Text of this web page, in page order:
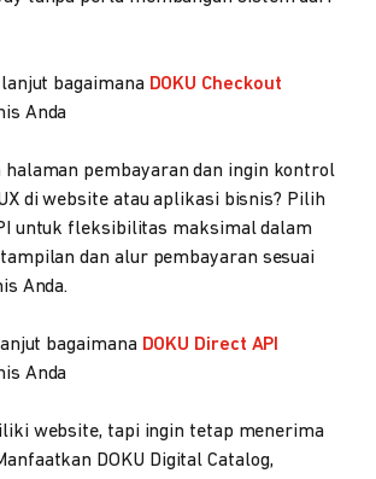
bagaimana DOKU Checkout
Anda
halaman pembayaran dan ingin kontrol
di website atau aplikasi bisnis? Pilih
untuk fleksibilitas maksimal dalam
dan alur pembayaran sesuai
Anda.
bagaimana DOKU Direct API
Anda
website, tapi ingin tetap menerima
DOKU Digital Catalog,